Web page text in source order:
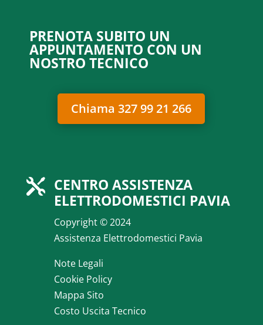
PRENOTA SUBITO UN
APPUNTAMENTO CON UN
NOSTRO TECNICO
Chiama 327 99 21 266
 CENTRO ASSISTENZA
ELETTRODOMESTICI PAVIA
Copyright © 2024
Assistenza Elettrodomestici Pavia
Note Legali
Cookie Policy
Mappa Sito
Costo Uscita Tecnico